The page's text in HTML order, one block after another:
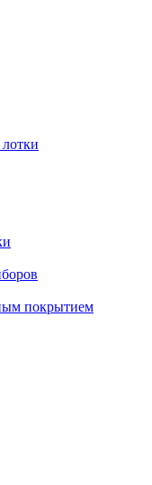
покрытием